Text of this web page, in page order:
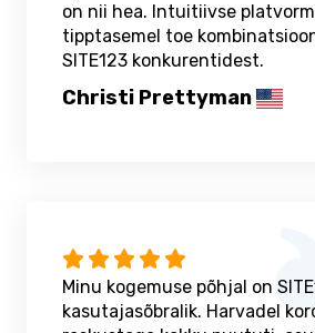
on nii hea. Intuitiivse
tipptasemel toe
SITE123 konkurentidest.
Christi Prettyman
Minu kogemuse põhjal on
kasutajasõbralik. Harvadel